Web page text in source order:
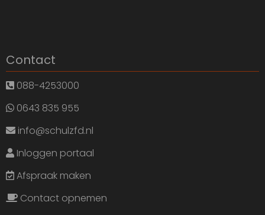
Contact
088-4253000
0643 835 955
info@schulzfd.nl
Inloggen portaal
Afspraak maken
Contact opnemen